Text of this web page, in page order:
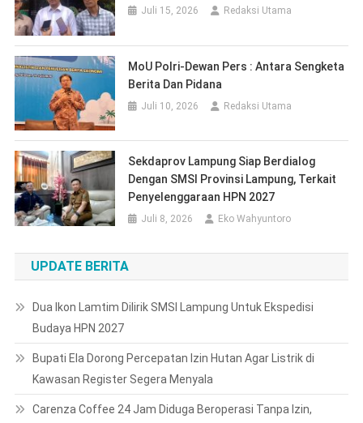
Juli 15, 2026 Redaksi Utama
MoU Polri-Dewan Pers : Antara Sengketa
Berita Dan Pidana
Juli 10, 2026 Redaksi Utama
Sekdaprov Lampung Siap Berdialog
Dengan SMSI Provinsi Lampung, Terkait
Penyelenggaraan HPN 2027
Juli 8, 2026 Eko Wahyuntoro
UPDATE BERITA
Dua Ikon Lamtim Dilirik SMSI Lampung Untuk Ekspedisi
Budaya HPN 2027
Bupati Ela Dorong Percepatan Izin Hutan Agar Listrik di
Kawasan Register Segera Menyala
Carenza Coffee 24 Jam Diduga Beroperasi Tanpa Izin,